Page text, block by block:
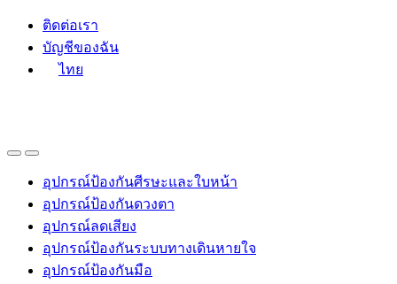
Skip
navigation
Skip
content
ติดต่อเรา
บัญชีของฉัน
ไทย
อุปกรณ์ป้องกันศีรษะและใบหน้า
อุปกรณ์ป้องกันดวงตา
อุปกรณ์ลดเสียง
อุปกรณ์ป้องกันระบบทางเดินหายใจ
อุปกรณ์ป้องกันมือ